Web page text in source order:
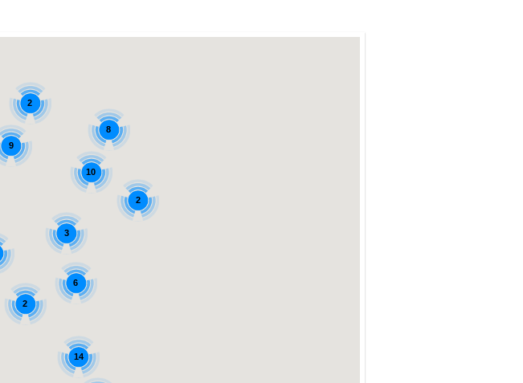
9
14
6
3
10
8
2
2
2